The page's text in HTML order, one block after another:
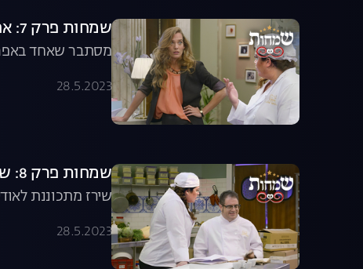
שמחות פרק 7: אחד באפריל
מסתבר שאחד
28.5.2023
שמחות פרק 8: שף נולד
שירז מתכוננת
28.5.2023